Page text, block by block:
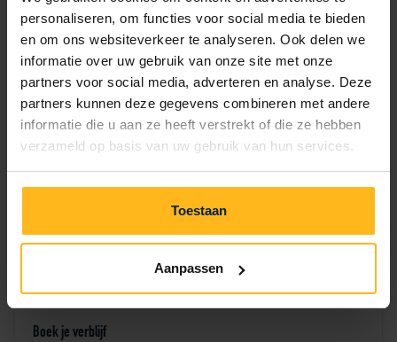
personaliseren, om functies voor social media te bieden
en om ons websiteverkeer te analyseren. Ook delen we
informatie over uw gebruik van onze site met onze
partners voor social media, adverteren en analyse. Deze
partners kunnen deze gegevens combineren met andere
informatie die u aan ze heeft verstrekt of die ze hebben
verzameld op basis van uw gebruik van hun services.
Toestaan
Aanpassen
7 8 9 10 11 12
13
14
15 16 17 18 19
21
25
27
28
29 30
Boek je verblijf